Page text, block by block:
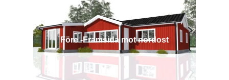
Före -Framsida mot nordost